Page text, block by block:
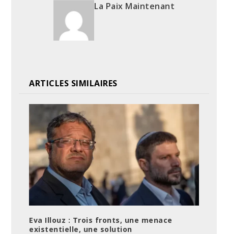
La Paix Maintenant
ARTICLES SIMILAIRES
Eva Illouz : Trois fronts, une menace
existentielle, une solution